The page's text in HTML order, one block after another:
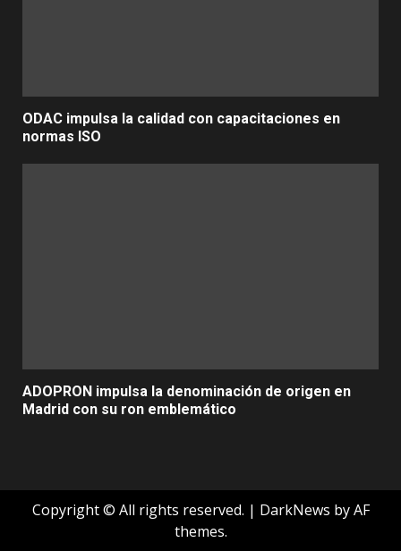
ODAC impulsa la calidad con capacitaciones en
normas ISO
ADOPRON impulsa la denominación de origen en
Madrid con su ron emblemático
Copyright © All rights reserved. | DarkNews by AF
themes.